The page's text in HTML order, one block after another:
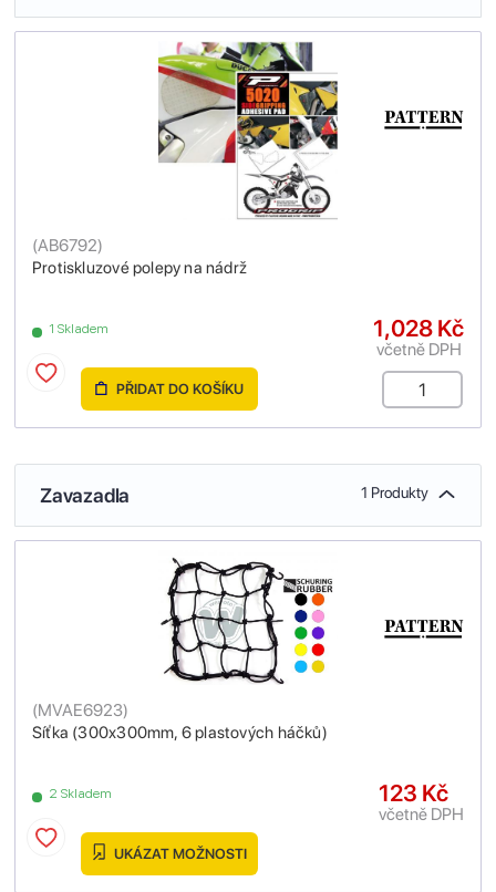
Protiskluzové polepy na nádrž
(AB6792)
1 Skladem 1,028 Kč
včetně DPH
PŘIDAT DO KOŠÍKU
Zavazadla 1 Produkty
Síťka (300x300mm, 6 plastových háčků)
(MVAE6923)
2 Skladem 123 Kč
včetně DPH
UKÁZAT MOŽNOSTI